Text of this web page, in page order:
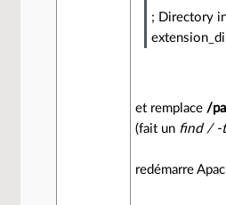
; Directory
et remplace /
(fait un find / -
redémarre